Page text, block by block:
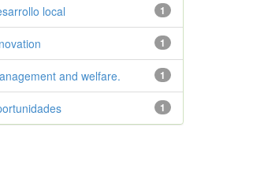
1
local
1
1
and welfare.
1